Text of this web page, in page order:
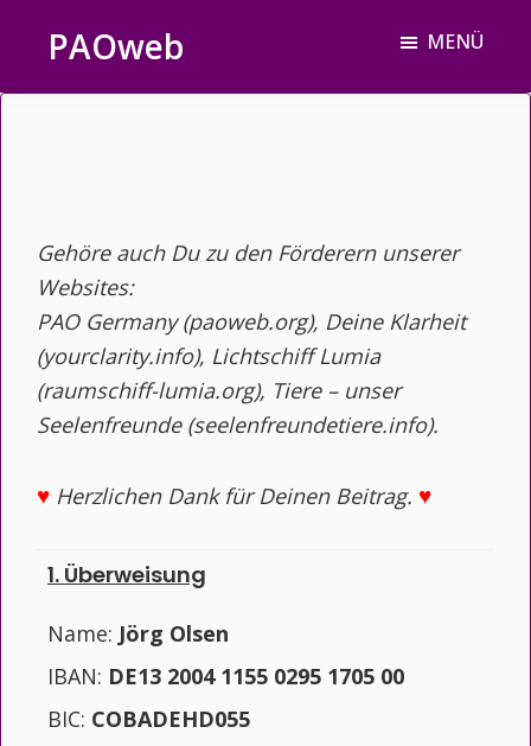
Inhalt
springen
Fußzeile
springen
PAOweb MENÜ
Gehöre auch Du zu den Förderern unserer
Websites:
PAO Germany (paoweb.org), Deine Klarheit
(yourclarity.info), Lichtschiff Lumia
(raumschiff-lumia.org), Tiere – unser
Seelenfreunde (seelenfreundetiere.info).
♥ Herzlichen Dank für Deinen Beitrag. ♥
1. Überweisung
Name: Jörg Olsen
IBAN: DE13 2004 1155 0295 1705 00
BIC: COBADEHD055